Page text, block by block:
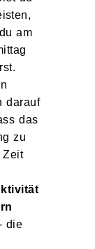
am
darauf
das
zu
Zeit
die